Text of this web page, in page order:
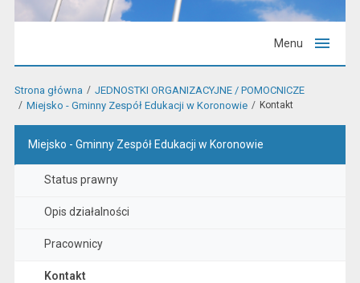
Menu
Strona główna
JEDNOSTKI ORGANIZACYJNE / POMOCNICZE
Miejsko - Gminny Zespół Edukacji w Koronowie
Kontakt
Miejsko - Gminny Zespół Edukacji w Koronowie
Status prawny
Opis działalności
Pracownicy
Kontakt